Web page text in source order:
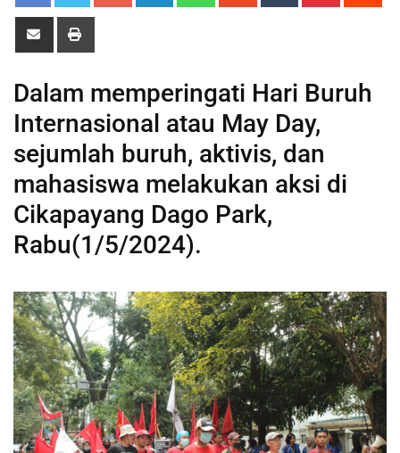
Dalam memperingati Hari Buruh
Internasional atau May Day,
sejumlah buruh, aktivis, dan
mahasiswa melakukan aksi di
Cikapayang Dago Park,
Rabu(1/5/2024).